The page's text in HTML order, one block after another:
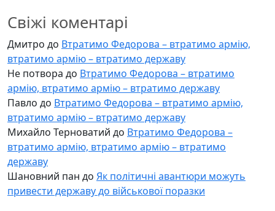
Свіжі коментарі
Дмитро до Втратимо Федорова – втратимо армію,
втратимо армію – втратимо державу
Не потвора до Втратимо Федорова – втратимо
армію, втратимо армію – втратимо державу
Павло до Втратимо Федорова – втратимо армію,
втратимо армію – втратимо державу
Михайло Терноватий до Втратимо Федорова –
втратимо армію, втратимо армію – втратимо
державу
Шановний пан до Як політичні авантюри можуть
привести державу до військової поразки